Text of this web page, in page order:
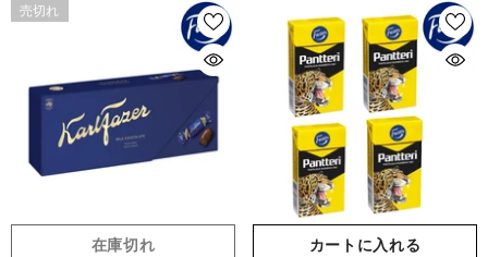
売切れ
在庫切れ カートに入れる